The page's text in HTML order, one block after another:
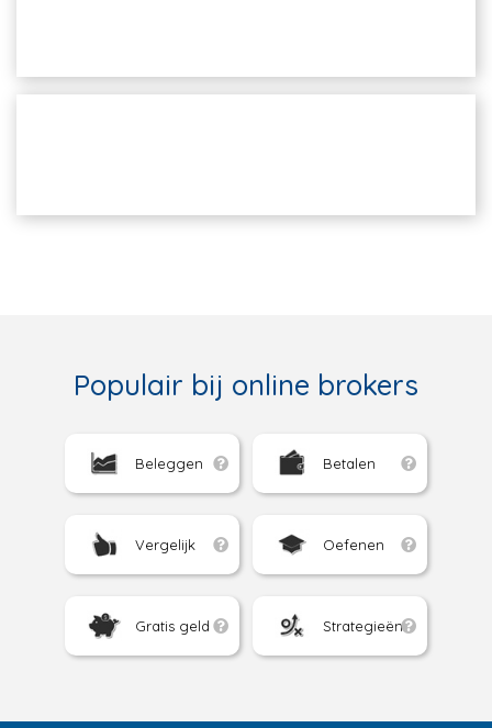
Populair bij online brokers
Beleggen Betalen
Vergelijk Oefenen
Gratis geld Strategieën